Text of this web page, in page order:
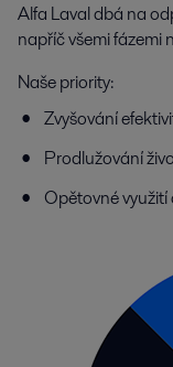
Alfa Laval dbá na
napříč všemi fázemi
Naše priority:
Zvyšování
Prodlužování
Opětovné využití